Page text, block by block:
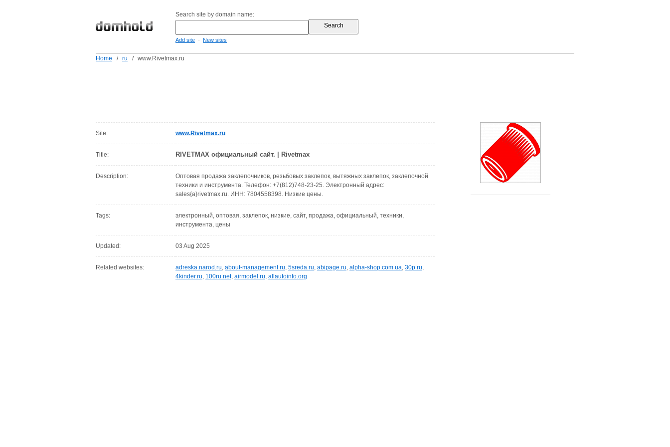
Search site by domain name:
Add site - New sites
Home / ru / www.Rivetmax.ru
Site: www.Rivetmax.ru
Title: RIVETMAX официальный сайт. | Rivetmax
Description:
Оптовая продажа заклепочников, резьбовых заклепок, вытяжных заклепок, заклепочной
техники и инструмента. Телефон: +7(812)748-23-25. Электронный адрес:
sales{a}rivetmax.ru. ИНН: 7804558398. Низкие цены.
Tags:
электронный, оптовая, заклепок, низкие, сайт, продажа, официальный, техники,
инструмента, цены
Updated: 03 Aug 2025
Related websites: adreska.narod.ru, about-management.ru, 5sreda.ru, abipage.ru, alpha-shop.com.ua, 30p.ru,
4kinder.ru, 100ru.net, airmodel.ru, allautoinfo.org